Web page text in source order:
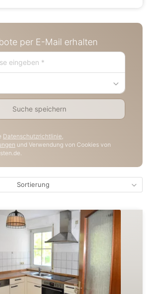
per E-Mail erhalten
Suche speichern
Datenschutzrichtlinie,
und Verwendung von Cookies von
Sortierung